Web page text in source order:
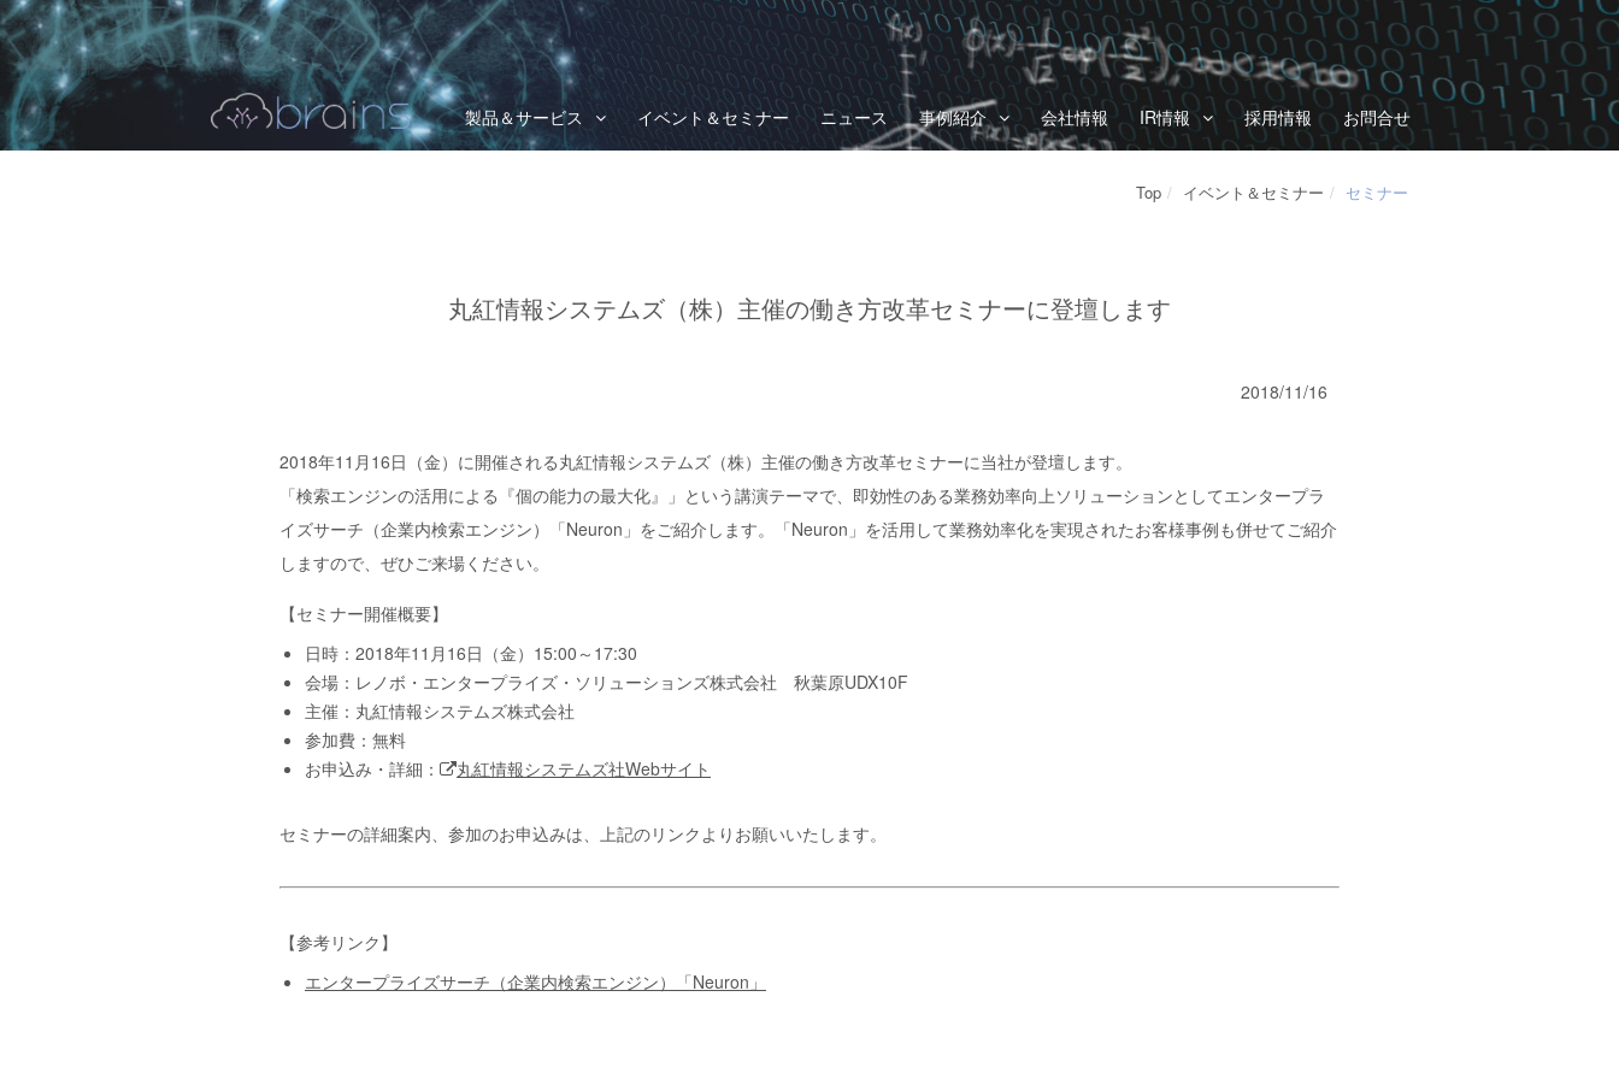
製品＆サービス イベント＆セミナー ニュース 事例紹介 会社情報 IR情報 採用情報 お問合せ
Top イベント＆セミナー セミナー
丸紅情報システムズ（株）主催の働き方改革セミナーに登壇します
2018/11/16
2018年11月16日（金）に開催される丸紅情報システムズ（株）主催の働き方改革セミナーに当社が登壇します。
「検索エンジンの活用による『個の能力の最大化』」という講演テーマで、即効性のある業務効率向上ソリューションとしてエンタープラ
イズサーチ（企業内検索エンジン）「Neuron」をご紹介します。「Neuron」を活用して業務効率化を実現されたお客様事例も併せてご紹介
しますので、ぜひご来場ください。
【セミナー開催概要】
日時：2018年11月16日（金）15:00～17:30
会場：レノボ・エンタープライズ・ソリューションズ株式会社 秋葉原UDX10F
主催：丸紅情報システムズ株式会社
参加費：無料
お申込み・詳細：
丸紅情報システムズ社Webサイト
セミナーの詳細案内、参加のお申込みは、上記のリンクよりお願いいたします。
【参考リンク】
エンタープライズサーチ（企業内検索エンジン）「Neuron」